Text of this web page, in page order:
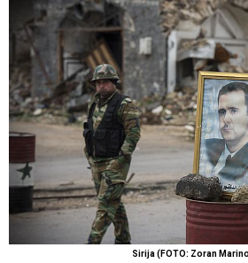
Sirija (FOTO: Zoran